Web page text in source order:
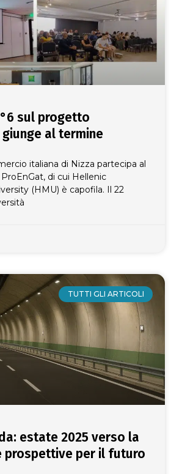
sul progetto
giunge al termine
italiana di Nizza partecipa al
di cui Hellenic
(HMU) è capofila. Il 22
TUTTI GLI ARTICOLI
estate 2025 verso la
prospettive per il futuro